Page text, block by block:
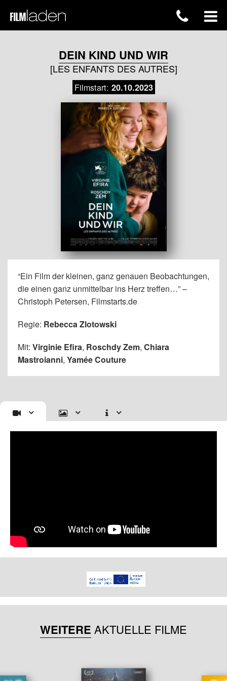
DEIN KIND UND WIR
[LES ENFANTS DES AUTRES]
Filmstart: 20.10.2023
“Ein Film der kleinen, ganz genauen Beobachtungen,
die einen ganz unmittelbar ins Herz treffen…” –
Christoph Petersen, Filmstarts.de
Regie: Rebecca Zlotowski
Mit: Virginie Efira, Roschdy Zem, Chiara
Mastroianni, Yamée Couture
WEITERE AKTUELLE FILME